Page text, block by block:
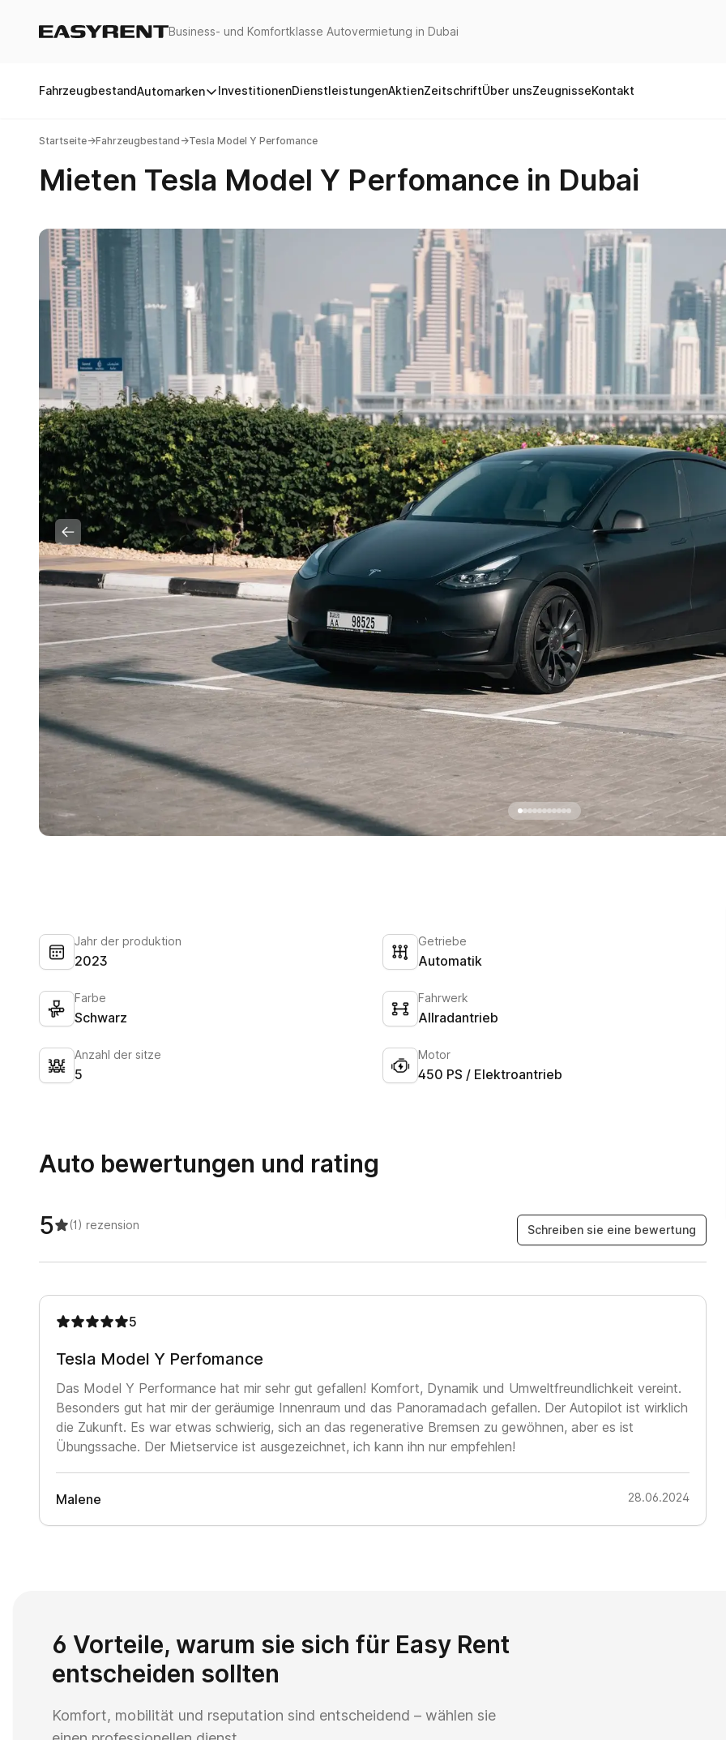
Easy Rent Business- und Komfortklasse Autovermietung in Dubai
FahrzeugbestandAutomarken InvestitionenDienstleistungenAktienZeitschriftÜber unsZeugnisseKontakt
Startseite→Fahrzeugbestand →Tesla Model Y Perfomance
Mieten Tesla Model Y Perfomance in Dubai
Jahr der produktion
2023
Getriebe
Automatik
Farbe
Schwarz
Fahrwerk
Allradantrieb
Anzahl der sitze
5
Motor
450 PS / Elektroantrieb
Auto bewertungen und rating
5 (1) rezension Schreiben sie eine bewertung
5
Tesla Model Y Perfomance
Das Model Y Performance hat mir sehr gut gefallen! Komfort, Dynamik und Umweltfreundlichkeit vereint.
Besonders gut hat mir der geräumige Innenraum und das Panoramadach gefallen. Der Autopilot ist wirklich
die Zukunft. Es war etwas schwierig, sich an das regenerative Bremsen zu gewöhnen, aber es ist
Übungssache. Der Mietservice ist ausgezeichnet, ich kann ihn nur empfehlen!
Malene 28.06.2024
6 Vorteile, warum sie sich für Easy Rent
entscheiden sollten
Komfort, mobilität und rseputation sind entscheidend – wählen sie